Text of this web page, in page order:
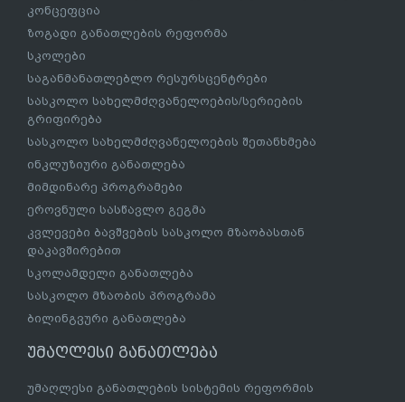
კონცეფცია
ზოგადი განათლების რეფორმა
სკოლები
საგანმანათლებლო რესურსცენტრები
სასკოლო სახელმძღვანელოების/სერიების
გრიფირება
სასკოლო სახელმძღვანელოების შეთანხმება
ინკლუზიური განათლება
მიმდინარე პროგრამები
ეროვნული სასწავლო გეგმა
კვლევები ბავშვების სასკოლო მზაობასთან
დაკავშირებით
სკოლამდელი განათლება
სასკოლო მზაობის პროგრამა
ბილინგვური განათლება
უმაღლესი განათლება
უმაღლესი განათლების სისტემის რეფორმის